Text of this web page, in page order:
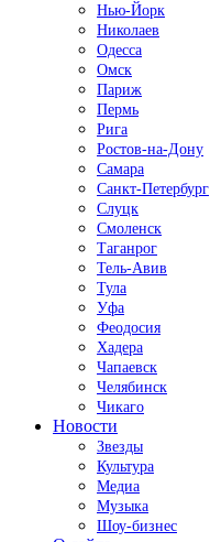
Нью-Йорк
Николаев
Одесса
Омск
Париж
Пермь
Рига
Ростов-на-Дону
Самара
Санкт-Петербург
Слуцк
Смоленск
Таганрог
Тель-Авив
Тула
Уфа
Феодосия
Хадера
Чапаевск
Челябинск
Чикаго
Новости
Звезды
Культура
Медиа
Музыка
Шоу-бизнес